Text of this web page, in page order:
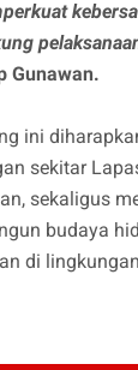
Gunawan.
ini
sekitar
sekaligus
budaya
di